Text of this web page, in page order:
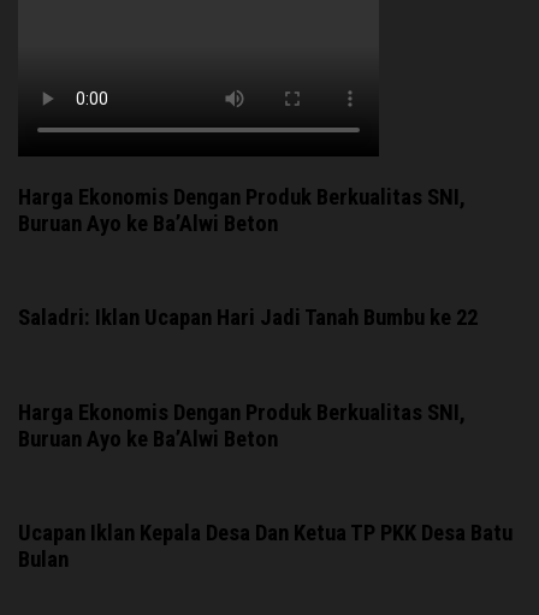
Harga Ekonomis Dengan Produk Berkualitas SNI,
Buruan Ayo ke Ba’Alwi Beton
Saladri: Iklan Ucapan Hari Jadi Tanah Bumbu ke 22
Harga Ekonomis Dengan Produk Berkualitas SNI,
Buruan Ayo ke Ba’Alwi Beton
Ucapan Iklan Kepala Desa Dan Ketua TP PKK Desa Batu
Bulan